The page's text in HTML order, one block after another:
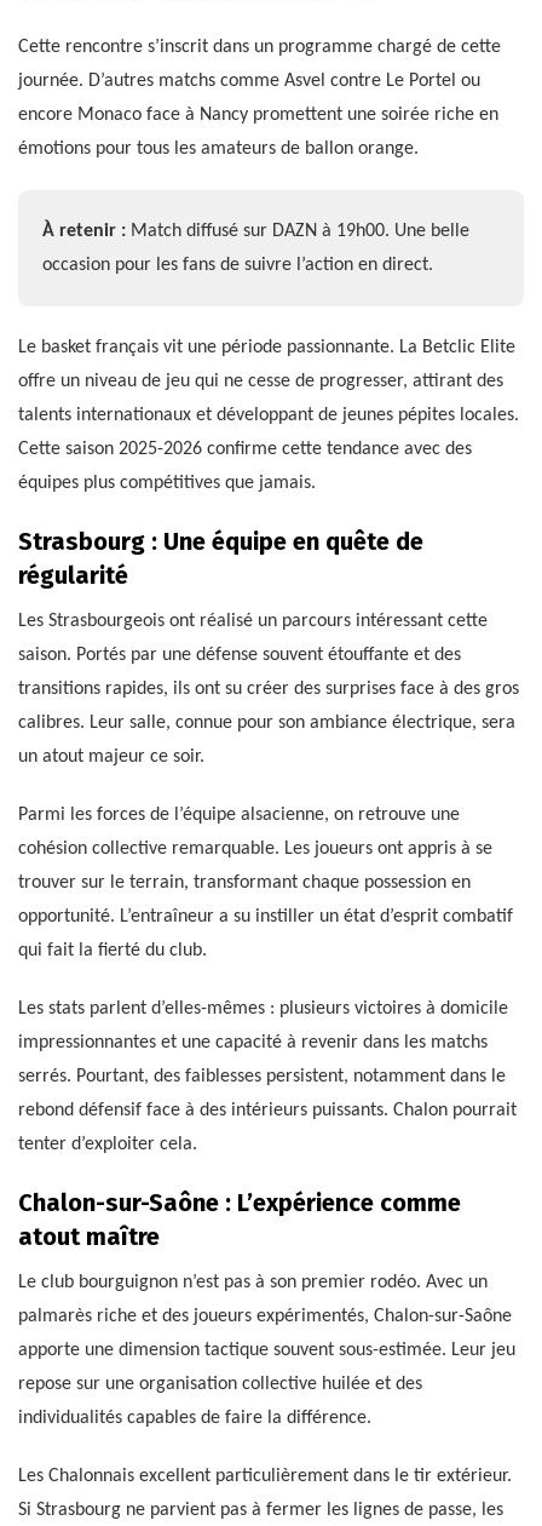
Cette rencontre s’inscrit dans un programme chargé de cette
journée. D’autres matchs comme Asvel contre Le Portel ou
encore Monaco face à Nancy promettent une soirée riche en
émotions pour tous les amateurs de ballon orange.
À retenir : Match diffusé sur DAZN à 19h00. Une belle
occasion pour les fans de suivre l’action en direct.
Le basket français vit une période passionnante. La Betclic Elite
offre un niveau de jeu qui ne cesse de progresser, attirant des
talents internationaux et développant de jeunes pépites locales.
Cette saison 2025-2026 confirme cette tendance avec des
équipes plus compétitives que jamais.
Strasbourg : Une équipe en quête de
régularité
Les Strasbourgeois ont réalisé un parcours intéressant cette
saison. Portés par une défense souvent étouffante et des
transitions rapides, ils ont su créer des surprises face à des gros
calibres. Leur salle, connue pour son ambiance électrique, sera
un atout majeur ce soir.
Parmi les forces de l’équipe alsacienne, on retrouve une
cohésion collective remarquable. Les joueurs ont appris à se
trouver sur le terrain, transformant chaque possession en
opportunité. L’entraîneur a su instiller un état d’esprit combatif
qui fait la fierté du club.
Les stats parlent d’elles-mêmes : plusieurs victoires à domicile
impressionnantes et une capacité à revenir dans les matchs
serrés. Pourtant, des faiblesses persistent, notamment dans le
rebond défensif face à des intérieurs puissants. Chalon pourrait
tenter d’exploiter cela.
Chalon-sur-Saône : L’expérience comme
atout maître
Le club bourguignon n’est pas à son premier rodéo. Avec un
palmarès riche et des joueurs expérimentés, Chalon-sur-Saône
apporte une dimension tactique souvent sous-estimée. Leur jeu
repose sur une organisation collective huilée et des
individualités capables de faire la différence.
Les Chalonnais excellent particulièrement dans le tir extérieur.
Si Strasbourg ne parvient pas à fermer les lignes de passe, les